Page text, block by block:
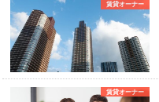
賃貸オーナー
賃貸オーナー